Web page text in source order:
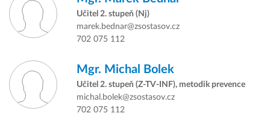
Učitel 2. stupeň (Nj)
marek.bednar@zsostasov.cz
702 075 112
Mgr. Michal Bolek
Učitel 2. stupeň (Z-TV-INF), metodik prevence
michal.bolek@zsostasov.cz
702 075 112